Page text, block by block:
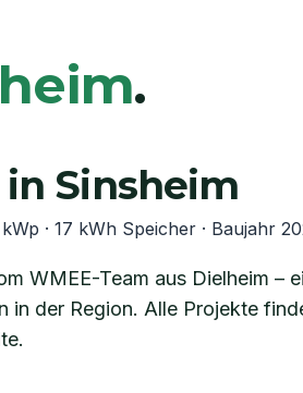
.
in Sinsheim
· 17 kWh Speicher · Baujahr
WMEE-Team aus Dielheim –
in der Region. Alle Projekte